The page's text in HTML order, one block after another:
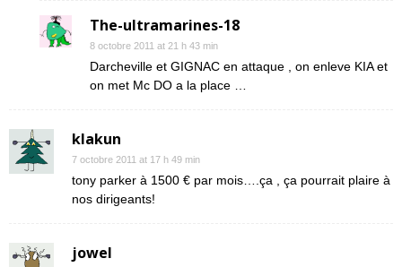
The-ultramarines-18
8 octobre 2011 at 21 h 43 min
Darcheville et GIGNAC en attaque , on enleve KIA et
on met Mc DO a la place …
klakun
7 octobre 2011 at 17 h 49 min
tony parker à 1500 € par mois….ça , ça pourrait plaire à
nos dirigeants!
jowel